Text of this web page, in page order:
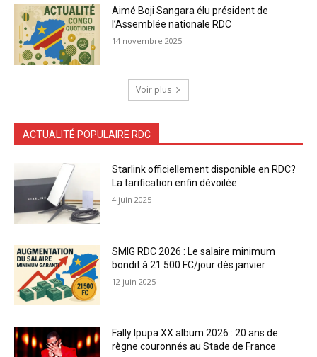
Aimé Boji Sangara élu président de
l’Assemblée nationale RDC
14 novembre 2025
Voir plus
ACTUALITÉ POPULAIRE RDC
Starlink officiellement disponible en RDC?
La tarification enfin dévoilée
4 juin 2025
SMIG RDC 2026 : Le salaire minimum
bondit à 21 500 FC/jour dès janvier
12 juin 2025
Fally Ipupa XX album 2026 : 20 ans de
règne couronnés au Stade de France